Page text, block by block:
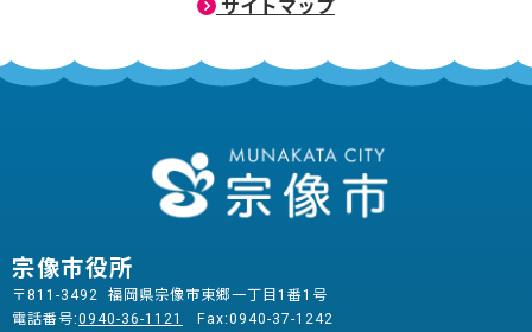
サイトマップ
宗像市役所
〒811-3492 福岡県宗像市東郷一丁目1番1号
電話番号:0940-36-1121
Fax:0940-37-1242